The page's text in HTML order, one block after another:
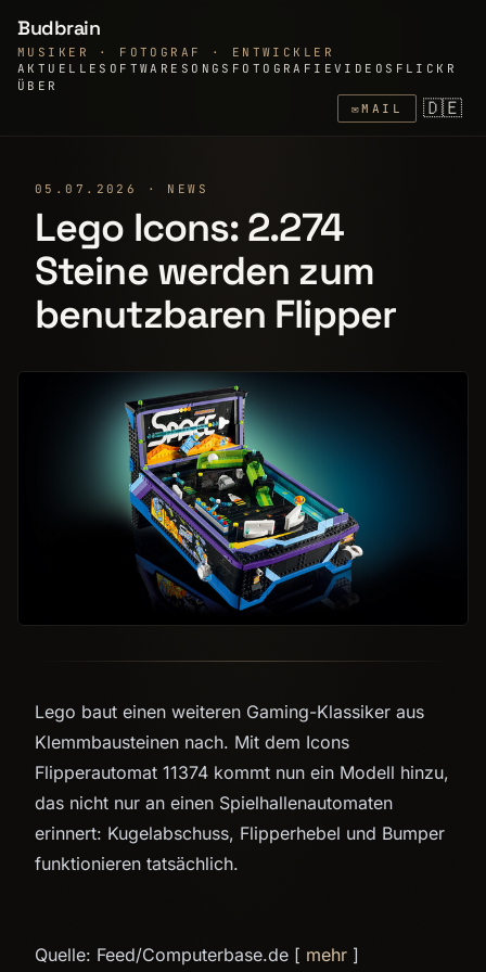
Budbrain
MUSIKER · FOTOGRAF · ENTWICKLER
AKTUELLE SOFTWARE SONGS FOTOGRAFIEVIDEOS FLICKR
ÜBER
✉MAIL 🇩🇪
05.07.2026 · NEWS
Lego Icons: 2.274
Steine werden zum
benutzbaren Flipper
Lego baut einen weiteren Gaming-Klassiker aus
Klemmbausteinen nach. Mit dem Icons
Flipperautomat 11374 kommt nun ein Modell hinzu,
das nicht nur an einen Spielhallenautomaten
erinnert: Kugelabschuss, Flipperhebel und Bumper
funktionieren tatsächlich.
Quelle: Feed/Computerbase.de [ mehr ]